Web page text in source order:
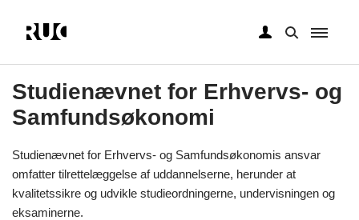
hovedindhold
Studienævnet for Erhvervs- og
Samfundsøkonomi
Studienævnet for Erhvervs- og Samfundsøkonomis ansvar
omfatter tilrettelæggelse af uddannelserne, herunder at
kvalitetssikre og udvikle studieordningerne, undervisningen og
eksaminerne.